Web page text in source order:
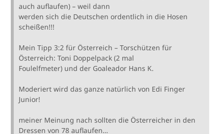
auch auflaufen) – weil dann
werden sich die Deutschen ordentlich in die Hosen
scheißen!!!
Mein Tipp 3:2 für Österreich – Torschützen für
Österreich: Toni Doppelpack (2 mal
Foulelfmeter) und der Goaleador Hans K.
Moderiert wird das ganze natürlich von Edi Finger
Junior!
meiner Meinung nach sollten die Österreicher in den
Dressen von 78 auflaufen…